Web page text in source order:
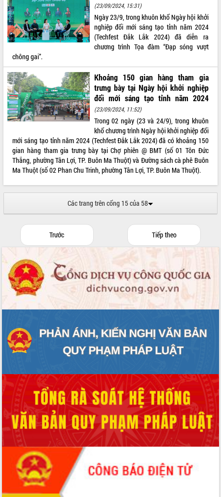
Thứ trưởng Bộ Nông nghiệp và Môi
trường Nguyễn Hoàng Hiệp khảo sát
vùng trồng và doanh nghiệp đóng gói
sầu riêng tại Đắk Lắk
món ăn từ sầu riêng
Đắk Lắk công bố Quy hoạch và xúc
tiến đầu tư tỉnh
Ngành cá ngừ Đắk Lắk chủ động thích
ứng để giữ vững thị trường xuất khẩu
Diễn đàn Kinh tế tư nhân Việt Nam đột
phá cơ chế - Hợp tác công tư
Đề án 06 tạo bước ngoặt đột phá trong
cải cách hành chính tỉnh Đắk Lắk
Kết nối tour, đẩy mạnh chuyển đổi số
để phát triển du lịch Đắk Lắk
tầng kỹ thuật Cụm công nghiệp Tân
Gặp mặt các cơ quan báo chí nhân Kỷ
niệm 101 năm Ngày Báo chí Cách
mạng Việt Nam
Đắk Lắk sơ kết 4 năm triển khai thực
Họp báo thông tin về Hội nghị Công bố
Quy hoạch và Xúc tiến đầu tư tỉnh Đắk
Lắk
Khơi thông điểm nghẽn, đẩy nhanh
giải ngân vốn khắc phục thiên tai
hoạch tỉnh thời kỳ 2021-2030
Hội thảo góp ý hồ sơ điều chỉnh quy
hoạch tỉnh Đắk Lắk thời kỳ 2021-2030,
Nâng cao hiệu quả hoạt động của các
doanh nghiệp nhà nước
Hội nghị triển khai kết nối mạng
truyền số liệu chuyên dùng phục vụ cơ
quan Đảng, Nhà nước
Lễ phát động chuỗi hoạt động chung
tay làm sạch môi trường
Xã Ea Kar bước chuyển mình trong
công tác cải cách hành chính mô hình
mới
UBND tỉnh họp báo định kỳ tháng 4
năm 2026
(23/09/2024, 15:31)
Ngày 23/9, trong khuôn khổ Ngày hội khởi
nghiệp đổi mới sáng tạo tỉnh năm 2024
(Techfest Đắk Lắk 2024) đã diễn ra
chương trình Tọa đàm “Đạp sóng vượt
chông gai”.
Khoảng 150 gian hàng tham gia
trưng bày tại Ngày hội khởi nghiệp
đổi mới sáng tạo tỉnh năm 2024
(23/09/2024, 11:52)
Trong 02 ngày (23 và 24/9), trong khuôn
khổ chương trình Ngày hội khởi nghiệp đổi
mới sáng tạo tỉnh năm 2024 (Techfest Đắk Lắk 2024) đã có khoảng 150
gian hàng tham gia trưng bày tại Chợ phiên @ BMT (số 01 Tôn Đức
Thắng, phường Tân Lợi, TP. Buôn Ma Thuột) và Đường sách cà phê Buôn
Ma Thuột (số 02 Phan Chu Trinh, phường Tân Lợi, TP. Buôn Ma Thuột).
Các trang trên cổng 15 của 58
Trước Tiếp theo